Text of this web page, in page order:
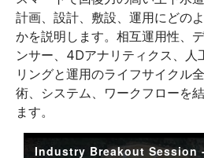
D
E
計画、設計、敷設、運用にどの
かを説明します。相互運用性、
ンサー、4Dアナリティクス、人
リングと運用のライフサイクル
術、システム、ワークフローを
ます。